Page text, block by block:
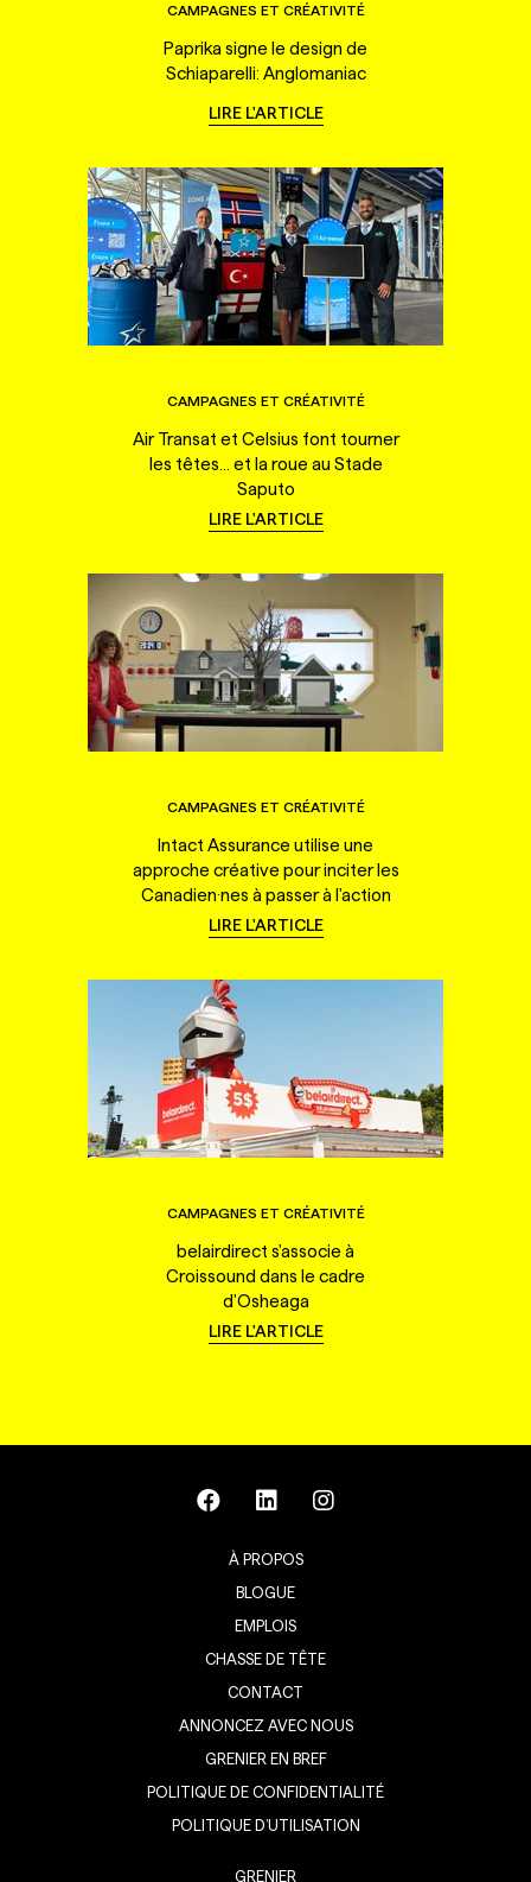
CAMPAGNES ET CRÉATIVITÉ
Paprika signe le design de
Schiaparelli: Anglomaniac
LIRE L'ARTICLE
CAMPAGNES ET CRÉATIVITÉ
Air Transat et Celsius font tourner
les têtes... et la roue au Stade
Saputo
LIRE L'ARTICLE
CAMPAGNES ET CRÉATIVITÉ
Intact Assurance utilise une
approche créative pour inciter les
Canadien·nes à passer à l'action
LIRE L'ARTICLE
CAMPAGNES ET CRÉATIVITÉ
belairdirect s'associe à
Croissound dans le cadre
d'Osheaga
LIRE L'ARTICLE
À PROPOS
BLOGUE
EMPLOIS
CHASSE DE TÊTE
CONTACT
ANNONCEZ AVEC NOUS
GRENIER EN BREF
POLITIQUE DE CONFIDENTIALITÉ
POLITIQUE D’UTILISATION
GRENIER